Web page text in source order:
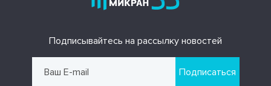
Подписывайтесь на рассылку новостей
Подписаться